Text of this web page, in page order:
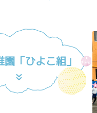
園「ひよこ組」